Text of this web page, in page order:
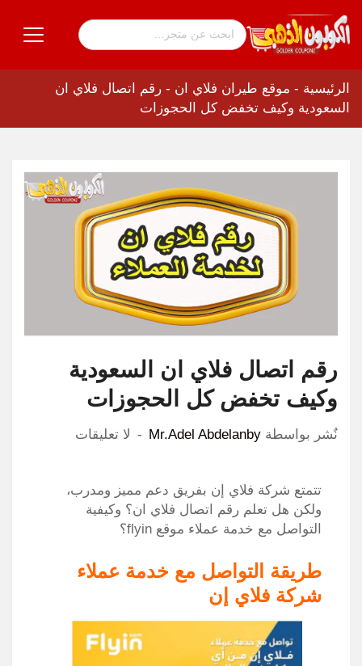
الرئيسية - موقع طيران فلاي ان - رقم اتصال فلاي ان
السعودية وكيف تخفض كل الحجوزات
رقم اتصال فلاي ان السعودية
وكيف تخفض كل الحجوزات
نٌشر بواسطة Mr.Adel Abdelanby لا تعليقات
تتمتع شركة فلاي إن بفريق دعم مميز ومدرب،
ولكن هل تعلم رقم اتصال فلاي ان؟ وكيفية
التواصل مع خدمة عملاء موقع flyin؟
طريقة التواصل مع خدمة عملاء
شركة فلاي إن